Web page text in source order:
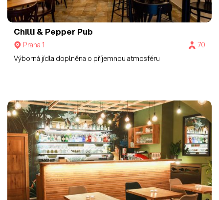
Chilli & Pepper Pub
Praha 1
70
Výborná jídla doplněna o příjemnou atmosféru